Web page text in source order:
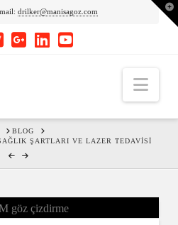
drilker@manisagoz.com
HOMEBLOG
ŞARTLARI VE LAZER TEDAVISI